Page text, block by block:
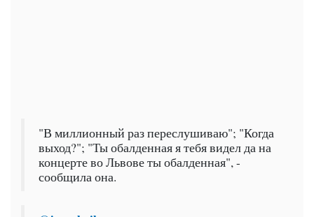
"В миллионный раз переслушиваю"; "Когда
выход?"; "Ты обалденная я тебя видел да на
концерте во Львове ты обалденная", -
сообщила она.